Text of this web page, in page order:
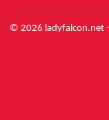
© 2026 ladyfalcon.net -